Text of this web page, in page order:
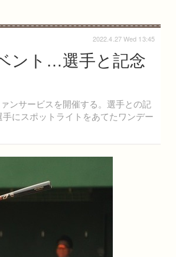
ント…選手と記念
ンサービスを開催する。選手との記
にスポットライトをあてたワンデー
2022.4.27 Wed 13:45